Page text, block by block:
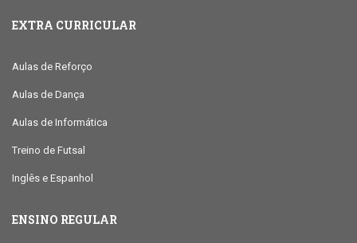
EXTRA CURRICULAR
Aulas de Reforço
Aulas de Dança
Aulas de Informática
Treino de Futsal
Inglês e Espanhol
ENSINO REGULAR